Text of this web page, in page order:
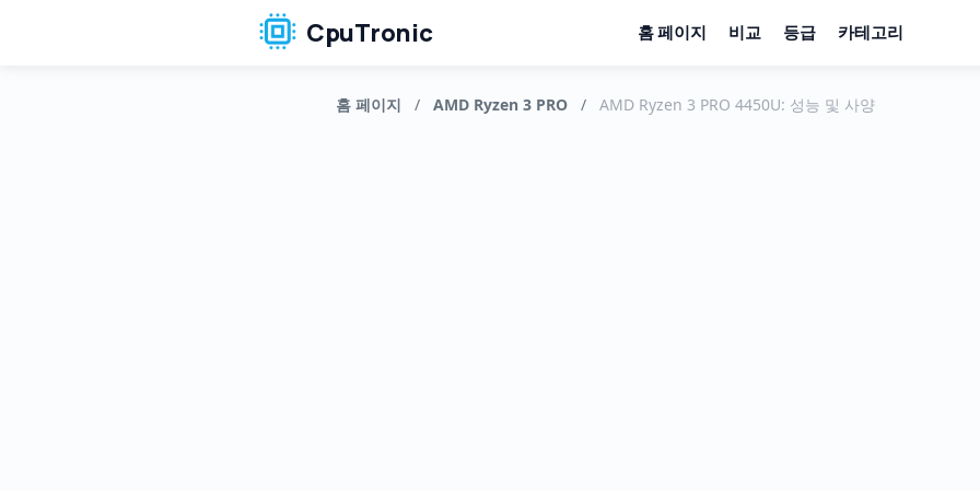
CpuTronic 홈 페이지 비교 등급 카테고리
홈 페이지 / AMD Ryzen 3 PRO / AMD Ryzen 3 PRO 4450U: 성능 및 사양